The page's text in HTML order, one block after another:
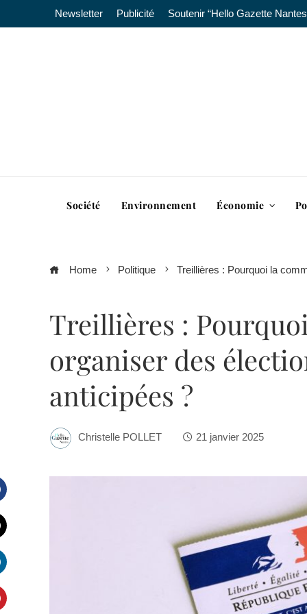
Newsletter Publicité Soutenir “Hello Gazette
Société Environnement Économie
Home Politique Treillières : Pourquoi la
Treillières :
organiser des
anticipées ?
Christelle POLLET 21 janvier 2025